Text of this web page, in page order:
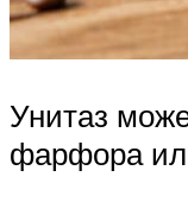
Унитаз
фарфора